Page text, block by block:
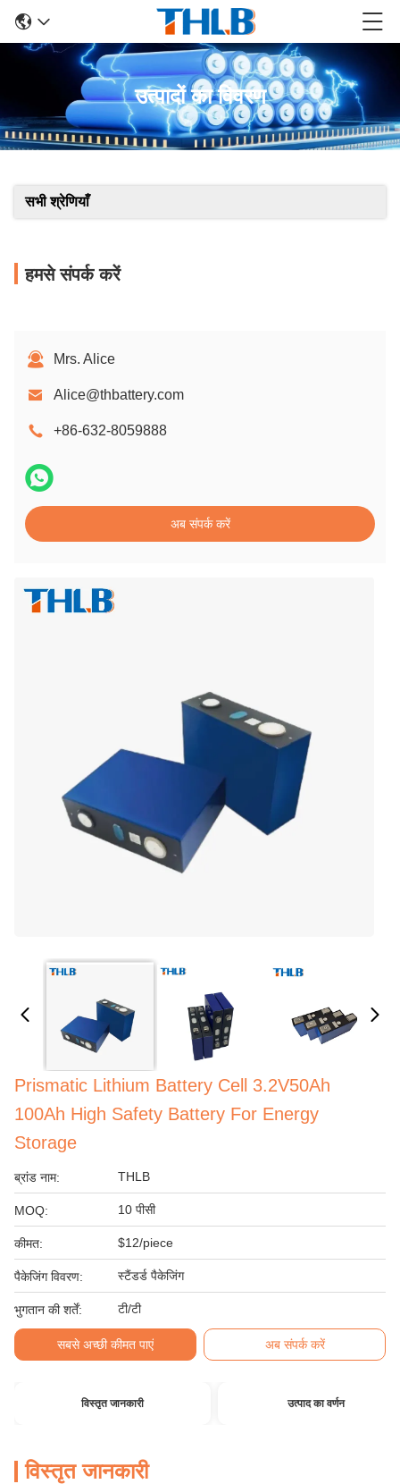
उत्पादों का विवरण
सभी श्रेणियाँ
हमसे संपर्क करें
Mrs. Alice
Alice@thbattery.com
+86-632-8059888
अब संपर्क करें
Prismatic Lithium Battery Cell 3.2V50Ah
100Ah High Safety Battery For Energy
Storage
ब्रांड नाम: THLB
MOQ: 10 पीसी
कीमत: $12/piece
पैकेजिंग विवरण: स्टैंडर्ड पैकेजिंग
भुगतान की शर्तें: टी/टी
सबसे अच्छी कीमत पाएं अब संपर्क करें
विस्तृत जानकारी उत्पाद का वर्णन
विस्तृत जानकारी